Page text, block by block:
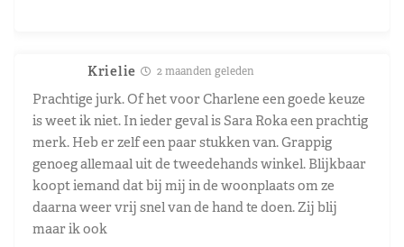
Krielie 2 maanden geleden
Prachtige jurk. Of het voor Charlene een goede keuze
is weet ik niet. In ieder geval is Sara Roka een prachtig
merk. Heb er zelf een paar stukken van. Grappig
genoeg allemaal uit de tweedehands winkel. Blijkbaar
koopt iemand dat bij mij in de woonplaats om ze
daarna weer vrij snel van de hand te doen. Zij blij
maar ik ook